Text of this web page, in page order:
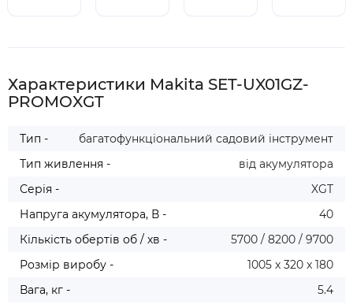
Характеристики Makita SET-UX01GZ-
PROMOXGT
Тип -
багатофункціональний садовий інструмент
Тип живлення -
від акумулятора
Серія -
XGT
Напруга акумулятора, В -
40
Кількість обертів об / хв -
5700 / 8200 / 9700
Розмір виробу -
1005 x 320 x 180
Вага, кг -
5.4